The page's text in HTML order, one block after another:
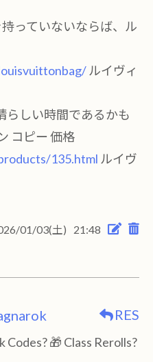
っていないならば、ル
ルイヴィ
らしい時間であるかも
コピー 価格
135.html ルイヴ
01/03(土) 21:48
RES
🎁 Class Rerolls?